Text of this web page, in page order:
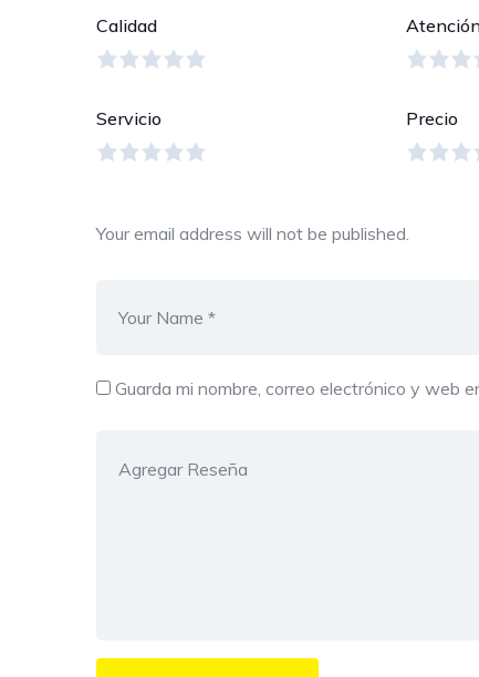
Calidad
Servicio Precio
Your email address will not be published.
Guarda mi nombre, correo electrónico y web